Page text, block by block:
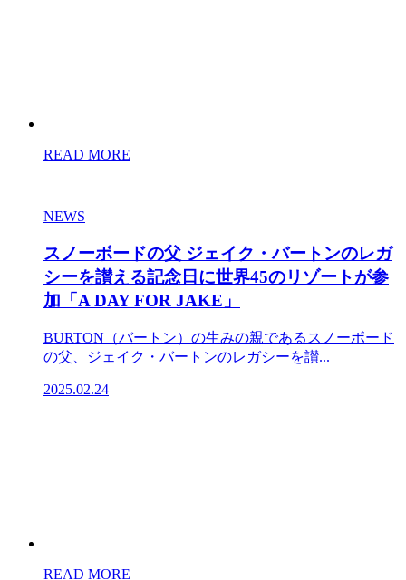
READ MORE
NEWS
スノーボードの父 ジェイク・バートンのレガ
シーを讃える記念日に世界45のリゾートが参
加「A DAY FOR JAKE」
BURTON（バートン）の生みの親であるスノーボード
の父、ジェイク・バートンのレガシーを讃...
2025.02.24
READ MORE